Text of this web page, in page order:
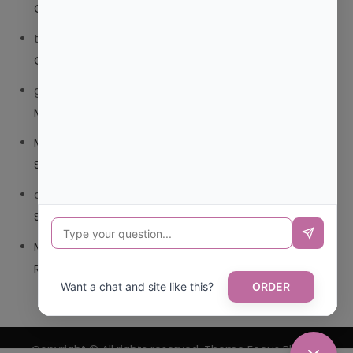
COMPUESTO O TRIBEDOCE DX?
trolls_pipis
O TRIBEDOCE DX?
giovannaservin220
MUNICIPIO?
Mariana Pozo
SANITARIA CANARIA?
carmenharacil
SANITARIA CANARIA?
Mariana Pozoen¿CUAL ES CODIGO POSTAL DE
REPUBLICA DOMINICANA?
Copyright © All rights reserved. Theme Focus Blog by
Want a chat and site like this? ORDER